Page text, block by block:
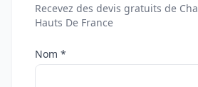
Recevez des devis gratuits de
Hauts De France
Nom *